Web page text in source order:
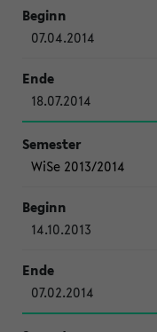
07.04.2014
18.07.2014
WiSe 2013/2014
14.10.2013
07.02.2014